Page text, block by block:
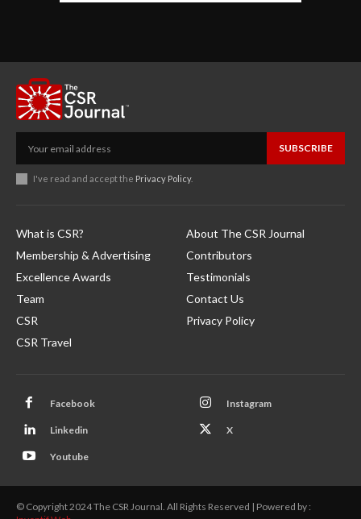
SUBSCRIBE
I've read and accept the Privacy Policy.
What is CSR?
Membership & Advertising
Excellence Awards
Team
CSR
CSR Travel
About The CSR Journal
Contributors
Testimonials
Contact Us
Privacy Policy
Facebook Instagram
Linkedin X
Youtube
© Copyright 2024 The CSR Journal. All Rights Reserved | Powered by :